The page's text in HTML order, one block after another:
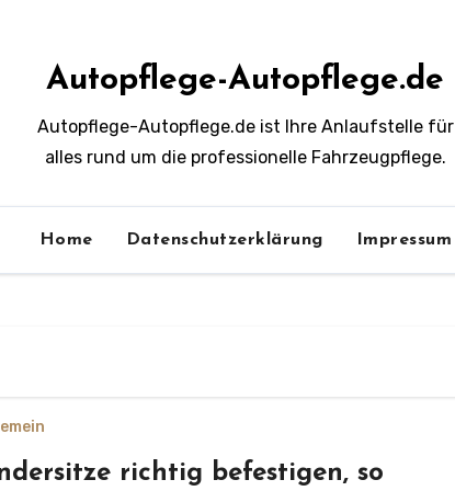
Autopflege-Autopflege.de
Autopflege-Autopflege.de ist Ihre Anlaufstelle für
alles rund um die professionelle Fahrzeugpflege.
Home Datenschutzerklärung Impressum
richtig befestigen, so